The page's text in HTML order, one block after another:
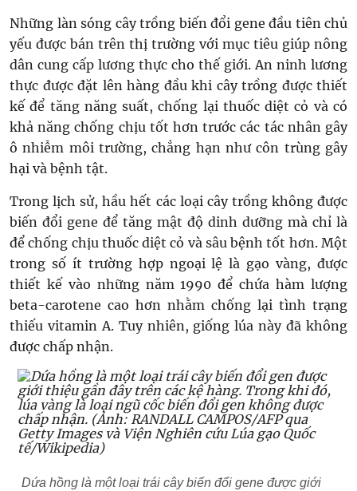
Những làn sóng cây trồng biến đổi gene đầu tiên chủ
yếu được bán trên thị trường với mục tiêu giúp nông
dân cung cấp lương thực cho thế giới. An ninh lương
thực được đặt lên hàng đầu khi cây trồng được thiết
kế để tăng năng suất, chống lại thuốc diệt cỏ và có
khả năng chống chịu tốt hơn trước các tác nhân gây
ô nhiễm môi trường, chẳng hạn như côn trùng gây
hại và bệnh tật.
Trong lịch sử, hầu hết các loại cây trồng không được
biến đổi gene để tăng mật độ dinh dưỡng mà chỉ là
để chống chịu thuốc diệt cỏ và sâu bệnh tốt hơn. Một
trong số ít trường hợp ngoại lệ là gạo vàng, được
thiết kế vào những năm 1990 để chứa hàm lượng
beta-carotene cao hơn nhằm chống lại tình trạng
thiếu vitamin A. Tuy nhiên, giống lúa này đã không
được chấp nhận.
Dứa hồng là một loại trái cây biến đổi gene được giới